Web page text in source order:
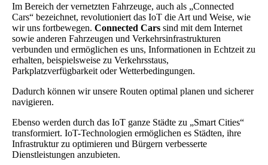
Im Bereich der vernetzten Fahrzeuge, auch als „Connected
Cars“ bezeichnet, revolutioniert das IoT die Art und Weise, wie
wir uns fortbewegen. Connected Cars sind mit dem Internet
sowie anderen Fahrzeugen und Verkehrsinfrastrukturen
verbunden und ermöglichen es uns, Informationen in Echtzeit zu
erhalten, beispielsweise zu Verkehrsstaus,
Parkplatzverfügbarkeit oder Wetterbedingungen.
Dadurch können wir unsere Routen optimal planen und sicherer
navigieren.
Ebenso werden durch das IoT ganze Städte zu „Smart Cities“
transformiert. IoT-Technologien ermöglichen es Städten, ihre
Infrastruktur zu optimieren und Bürgern verbesserte
Dienstleistungen anzubieten.